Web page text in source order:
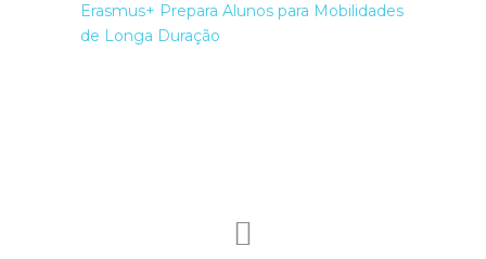
Erasmus+ Prepara Alunos para Mobilidades
de Longa Duração